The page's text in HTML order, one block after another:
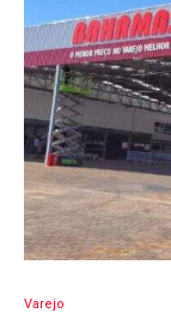
Varejo